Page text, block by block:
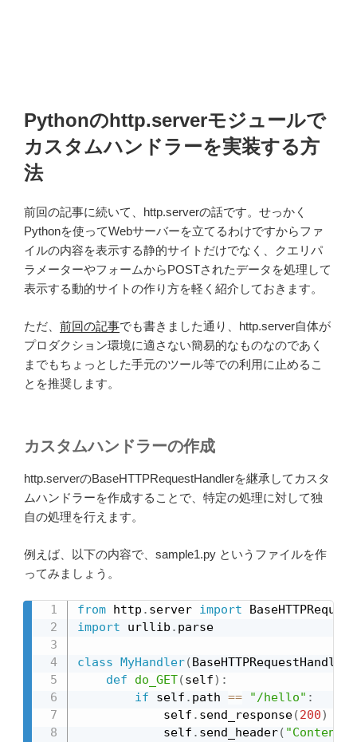
Pythonのhttp.serverモジュールで
カスタムハンドラーを実装する方
法
前回の記事に続いて、http.serverの話です。せっかく
Pythonを使ってWebサーバーを立てるわけですからファ
イルの内容を表示する静的サイトだけでなく、クエリパ
ラメーターやフォームからPOSTされたデータを処理して
表示する動的サイトの作り方を軽く紹介しておきます。
ただ、 前回の記事でも書きました通り、http.server自体が
プロダクション環境に適さない簡易的なものなのであく
までもちょっとした手元のツール等での利用に止めるこ
とを推奨します。
カスタムハンドラーの作成
http.serverのBaseHTTPRequestHandlerを継承してカスタ
ムハンドラーを作成することで、特定の処理に対して独
自の処理を行えます。
例えば、以下の内容で、sample1.py というファイルを作
ってみましょう。
from http . server import
import urllib . parse
class MyHandler(BaseHTTPRequestHandler
def
do_GET(self) :
if self . path == "/hello" :
            self
. send_response(200)
            self
. send_header( "Content-